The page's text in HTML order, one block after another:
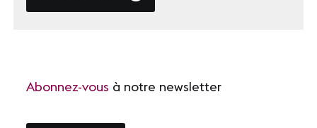
Abonnez-vous à notre newsletter